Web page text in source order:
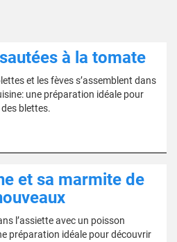
à la tomate
et les fèves s’assemblent dans
une préparation idéale pour
blettes.
et sa marmite de
l’assiette avec un poisson
préparation idéale pour découvrir